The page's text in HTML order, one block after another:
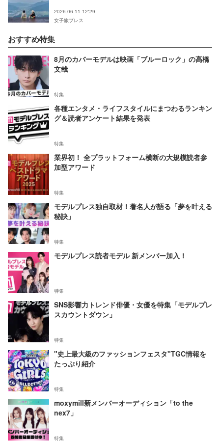
2026.06.11 12:29
女子旅プレス
おすすめ特集
8月のカバーモデルは映画「ブルーロック」の高橋
文哉
特集
各種エンタメ・ライフスタイルにまつわるランキン
グ＆読者アンケート結果を発表
特集
業界初！ 全プラットフォーム横断の大規模読者参
加型アワード
特集
モデルプレス独自取材！著名人が語る「夢を叶える
秘訣」
特集
モデルプレス読者モデル 新メンバー加入！
特集
SNS影響力トレンド俳優・女優を特集「モデルプレ
スカウントダウン」
特集
"史上最大級のファッションフェスタ"TGC情報を
たっぷり紹介
特集
moxymill新メンバーオーディション「to the
nex7」
特集